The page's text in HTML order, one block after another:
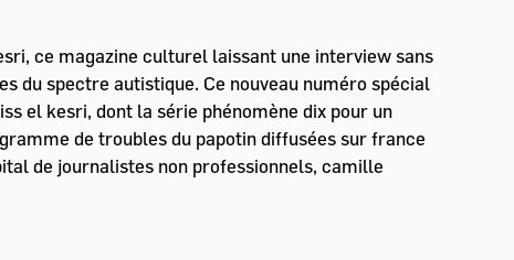
ce magazine culturel laissant une interview sans
du spectre autistique. Ce nouveau numéro spécial
el kesri, dont la série phénomène dix pour un
de troubles du papotin diffusées sur france
de journalistes non professionnels, camille